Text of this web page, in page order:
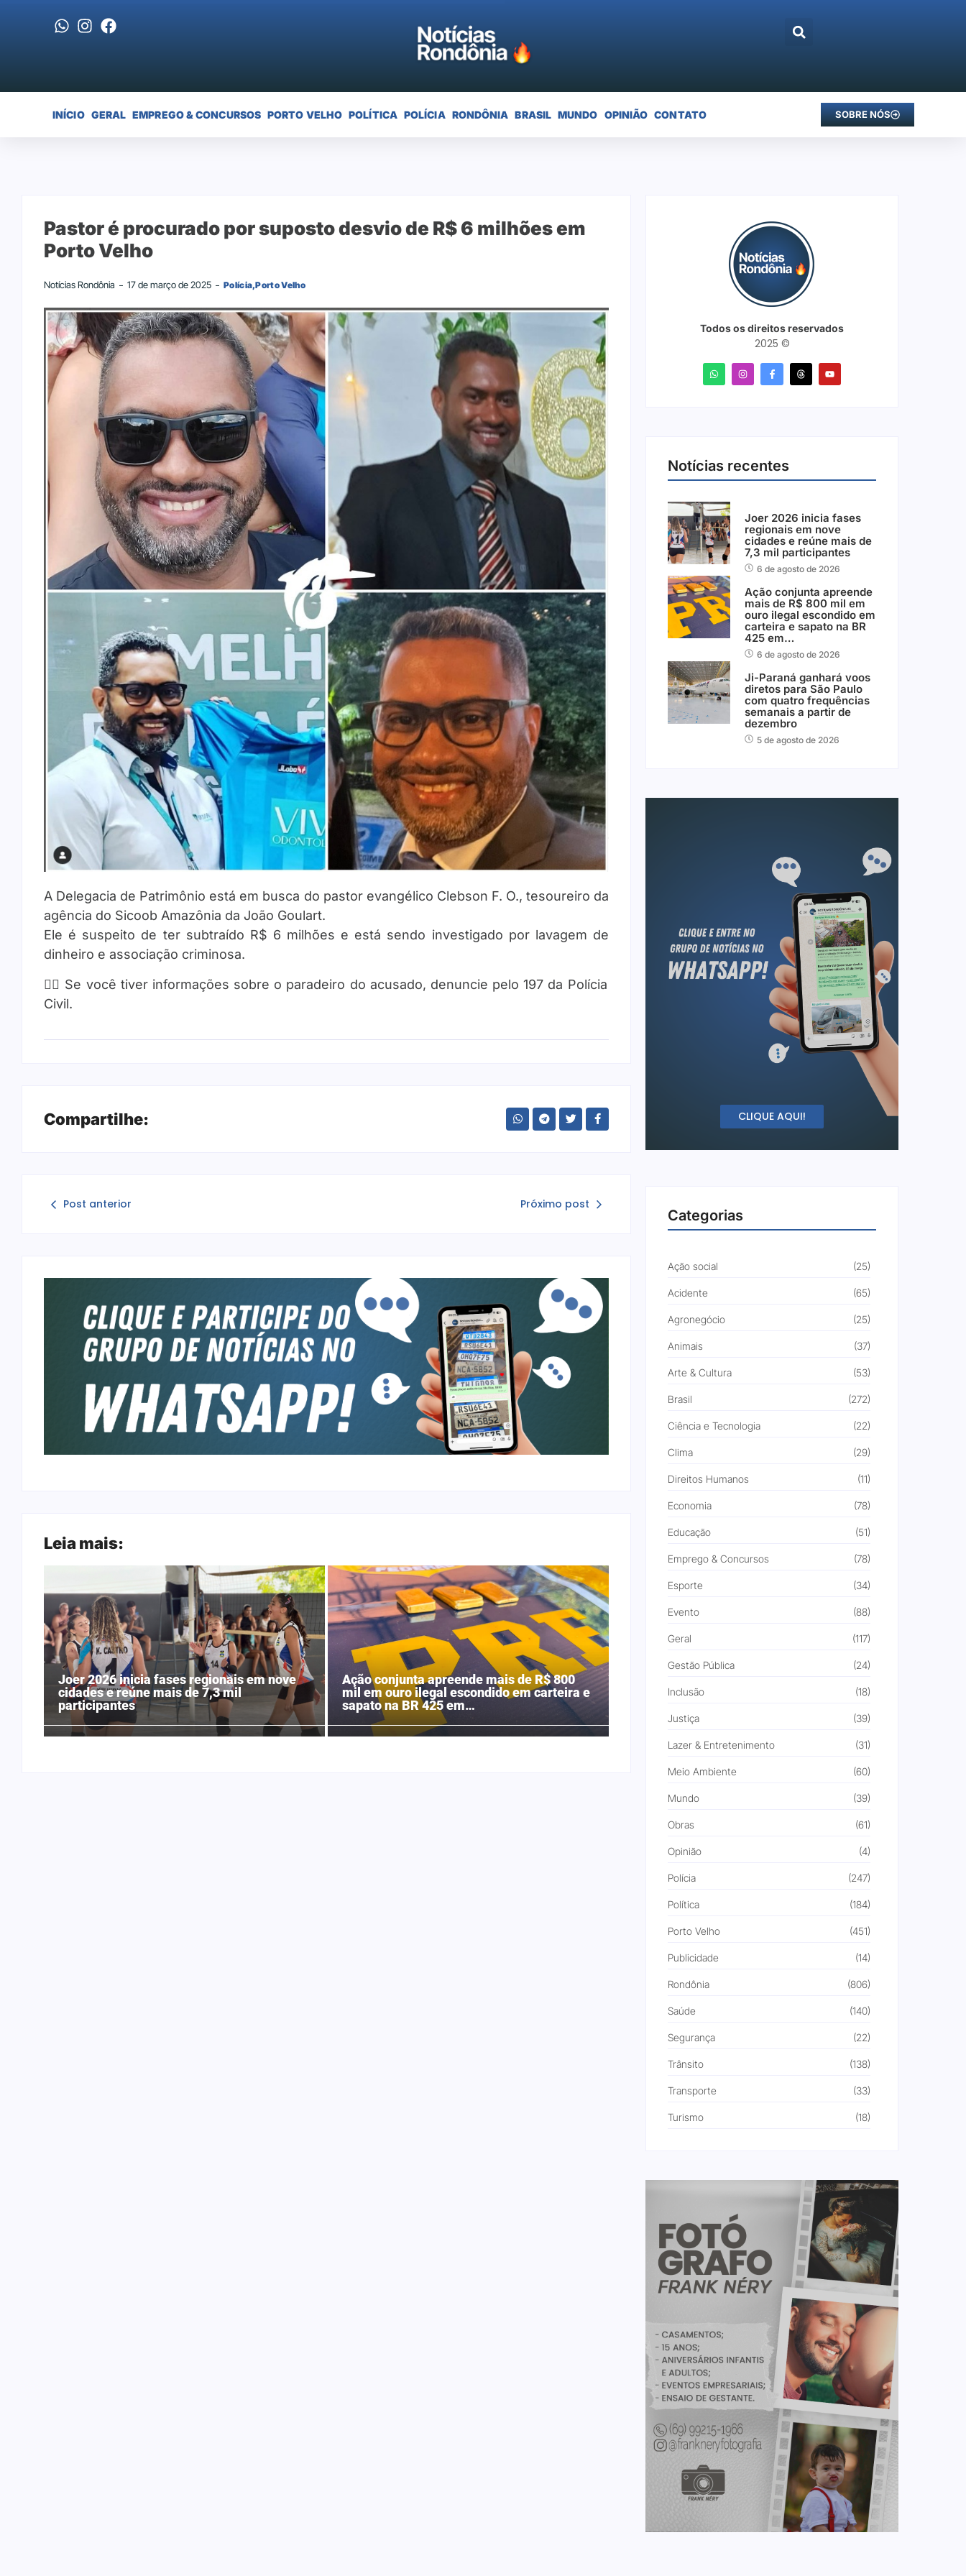
INÍCIO GERAL EMPREGO & CONCURSOS PORTO VELHO POLÍTICA POLÍCIA RONDÔNIA BRASIL MUNDO OPINIÃO CONTATO SOBRE NÓS
Pastor é procurado por suposto desvio de R$ 6 milhões em
Porto Velho
Notícias Rondônia 17 de março de 2025 Polícia,Porto Velho
A Delegacia de Patrimônio está em busca do pastor evangélico Clebson F. O., tesoureiro da
agência do Sicoob Amazônia da João Goulart.
Ele é suspeito de ter subtraído R$ 6 milhões e está sendo investigado por lavagem de
dinheiro e associação criminosa.
🕵️‍♂️ Se você tiver informações sobre o paradeiro do acusado, denuncie pelo 197 da Polícia
Civil.
Compartilhe:
Post anterior Próximo post
Leia mais:
Joer 2026 inicia fases regionais em nove
cidades e reúne mais de 7,3 mil
participantes
Ação conjunta apreende mais de R$ 800
mil em ouro ilegal escondido em carteira e
sapato na BR 425 em…
Todos os direitos reservados
2025 ©
Notícias recentes
Joer 2026 inicia fases
regionais em nove
cidades e reúne mais de
7,3 mil participantes
6 de agosto de 2026
Ação conjunta apreende
mais de R$ 800 mil em
ouro ilegal escondido em
carteira e sapato na BR
425 em…
6 de agosto de 2026
Ji-Paraná ganhará voos
diretos para São Paulo
com quatro frequências
semanais a partir de
dezembro
5 de agosto de 2026
CLIQUE AQUI!
Categorias
Ação social (25)
Acidente (65)
Agronegócio (25)
Animais (37)
Arte & Cultura (53)
Brasil (272)
Ciência e Tecnologia (22)
Clima (29)
Direitos Humanos (11)
Economia (78)
Educação (51)
Emprego & Concursos (78)
Esporte (34)
Evento (88)
Geral (117)
Gestão Pública (24)
Inclusão (18)
Justiça (39)
Lazer & Entretenimento (31)
Meio Ambiente (60)
Mundo (39)
Obras (61)
Opinião (4)
Polícia (247)
Política (184)
Porto Velho (451)
Publicidade (14)
Rondônia (806)
Saúde (140)
Segurança (22)
Trânsito (138)
Transporte (33)
Turismo (18)